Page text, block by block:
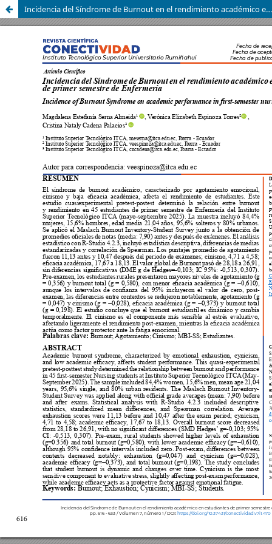
Incidencia del Síndrome de Burnout en el rendimiento académico en estudiantes de primer semestre de Enfermería